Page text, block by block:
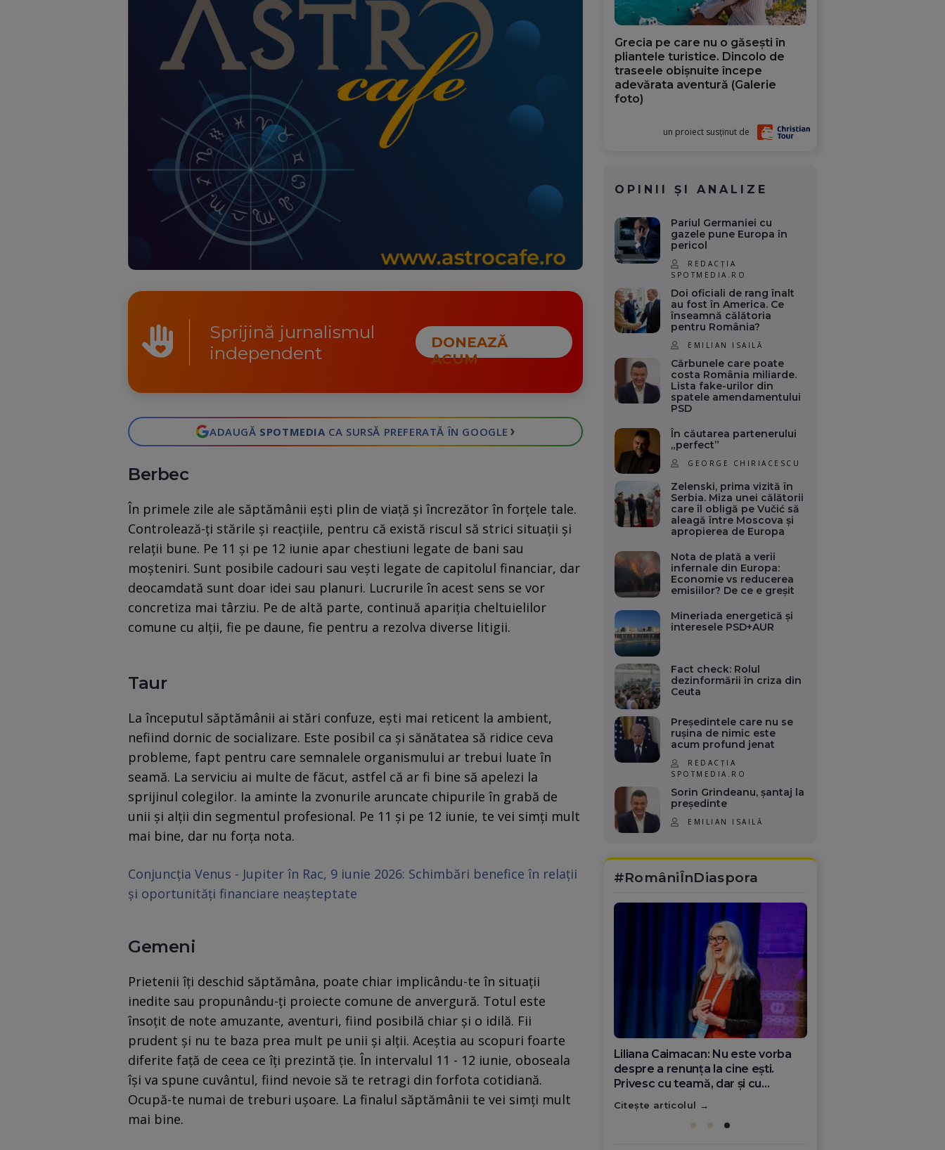
Sprijină jurnalismul
independent
DONEAZĂ
ACUM
ADAUGĂ SPOTMEDIA CA SURSĂ PREFERATĂ ÎN GOOGLE ›
Berbec
În primele zile ale săptămânii ești plin de viaţă şi încrezător în forţele tale.
Controlează-ți stările și reacțiile, pentru că există riscul să strici situații și
relații bune. Pe 11 și pe 12 iunie apar chestiuni legate de bani sau
moşteniri. Sunt posibile cadouri sau veşti legate de capitolul financiar, dar
deocamdată sunt doar idei sau planuri. Lucrurile în acest sens se vor
concretiza mai târziu. Pe de altă parte, continuă apariția cheltuielilor
comune cu alții, fie pe daune, fie pentru a rezolva diverse litigii.
Taur
La începutul săptămânii ai stări confuze, ești mai reticent la ambient,
nefiind dornic de socializare. Este posibil ca şi sănătatea să ridice ceva
probleme, fapt pentru care semnalele organismului ar trebui luate în
seamă. La serviciu ai multe de făcut, astfel că ar fi bine să apelezi la
sprijinul colegilor. Ia aminte la zvonurile aruncate chipurile în grabă de
unii și alții din segmentul profesional. Pe 11 și pe 12 iunie, te vei simți mult
mai bine, dar nu forța nota.
Conjuncția Venus - Jupiter în Rac, 9 iunie 2026: Schimbări benefice în relații
și oportunități financiare neașteptate
Gemeni
Prietenii îți deschid săptămâna, poate chiar implicându-te în situații
inedite sau propunându-ți proiecte comune de anvergură. Totul este
însoțit de note amuzante, aventuri, fiind posibilă chiar şi o idilă. Fii
prudent și nu te baza prea mult pe unii și alții. Aceștia au scopuri foarte
diferite față de ceea ce îți prezintă ție. În intervalul 11 - 12 iunie, oboseala
își va spune cuvântul, fiind nevoie să te retragi din forfota cotidiană.
Ocupă-te numai de treburi ușoare. La finalul săptămânii te vei simți mult
mai bine.
Grecia pe care nu o găsești în
pliantele turistice. Dincolo de
traseele obișnuite începe
adevărata aventură (Galerie
foto)
un proiect susținut de
OPINII ȘI ANALIZE
Pariul Germaniei cu
gazele pune Europa în
pericol
REDACȚIA
SPOTMEDIA.RO
Doi oficiali de rang înalt
au fost în America. Ce
înseamnă călătoria
pentru România?
EMILIAN ISAILĂ
Cărbunele care poate
costa România miliarde.
Lista fake-urilor din
spatele amendamentului
PSD
În căutarea partenerului
„perfect”
GEORGE CHIRIACESCU
Zelenski, prima vizită în
Serbia. Miza unei călătorii
care îl obligă pe Vučić să
aleagă între Moscova și
apropierea de Europa
Nota de plată a verii
infernale din Europa:
Economie vs reducerea
emisiilor? De ce e greșit
Mineriada energetică și
interesele PSD+AUR
Fact check: Rolul
dezinformării în criza din
Ceuta
Președintele care nu se
rușina de nimic este
acum profund jenat
REDACȚIA
SPOTMEDIA.RO
Sorin Grindeanu, șantaj la
președinte
EMILIAN ISAILĂ
#RomâniÎnDiaspora
Diana Olar, românca de la Google
care demonstrează că diaspora
poate schimba România
Citește articolul